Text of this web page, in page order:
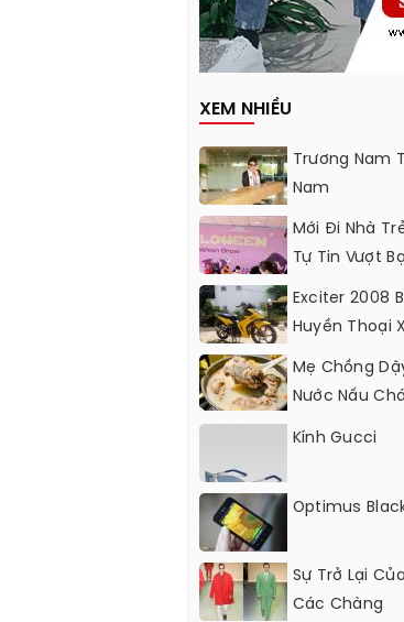
XEM NHIỀU
Trương Nam
Nam
Mới Đi Nhà
Tự Tin Vượt
Exciter 2008
Huyền Thoại
Mẹ Chồng
Nước Nấu
Nên Đổ Ngay
Kính Gucci
Optimus
Sự Trở Lại
Các Chàng